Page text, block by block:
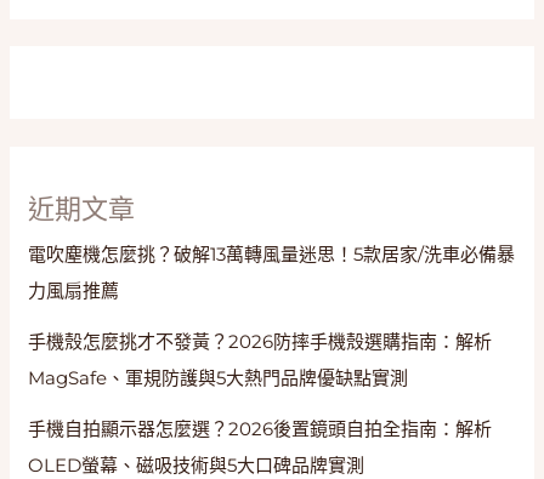
近期文章
電吹塵機怎麼挑？破解13萬轉風量迷思！5款居家/洗車必備暴
力風扇推薦
手機殼怎麼挑才不發黃？2026防摔手機殼選購指南：解析
MagSafe、軍規防護與5大熱門品牌優缺點實測
手機自拍顯示器怎麼選？2026後置鏡頭自拍全指南：解析
OLED螢幕、磁吸技術與5大口碑品牌實測